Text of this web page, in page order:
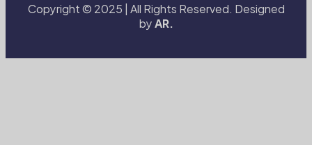
Copyright © 2025 | All Rights Reserved. Designed
byAR.